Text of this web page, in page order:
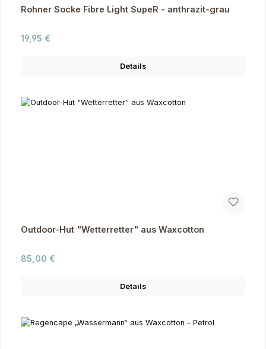
Rohner Socke Fibre Light SupeR - anthrazit-grau
Regulärer Preis:
19,95 €
Details
Outdoor-Hut "Wetterretter" aus Waxcotton
Regulärer Preis:
85,00 €
Details